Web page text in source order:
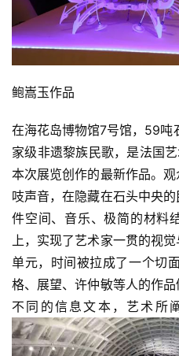
鲍嵩玉作品
在海花岛博物馆7号馆，59
家级非遗黎族民歌，是法国
本次展览创作的最新作品。
吱声音，在隐藏在石头中央
件空间、音乐、极简的材料
上，实现了艺术家一贯的视
单元，时间被拉成了一个切
格、展望、许仲敏等人的作品
不同的信息文本，艺术所